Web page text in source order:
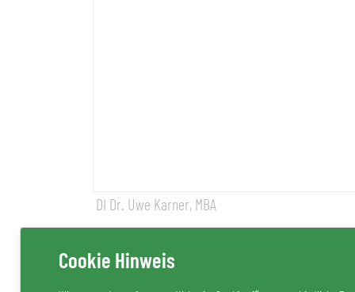
DI Dr. Uwe Karner, MBA
Cookie Hinweis